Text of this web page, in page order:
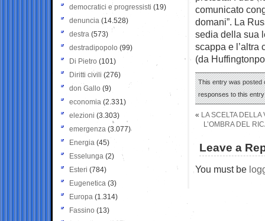
comunicato
domani”. La
sedia della sua
scappa e l’altra
(da
This entry was posted
responses to this
« LA SCELTA DELLA
L’OMBRA DEL
Leave a
You must be
democratici e progressisti (19)
denuncia (14.528)
destra (573)
destradipopolo (99)
Di Pietro (101)
Diritti civili (276)
don Gallo (9)
economia (2.331)
elezioni (3.303)
emergenza (3.077)
Energia (45)
Esselunga (2)
Esteri (784)
Eugenetica (3)
Europa (1.314)
Fassino (13)